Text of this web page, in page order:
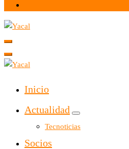
Yacal micro hosting
Inicio
Actualidad
Tecnoticias
Socios